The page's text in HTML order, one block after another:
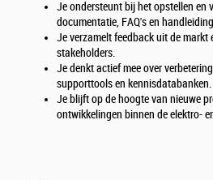
Je ondersteunt bij het opstellen en
documentatie, FAQ's en
Je verzamelt feedback uit de markt
stakeholders.
Je denkt actief mee over
supporttools en kennisdatabanken.
Je blijft op de hoogte van nieuwe
ontwikkelingen binnen de elektro-